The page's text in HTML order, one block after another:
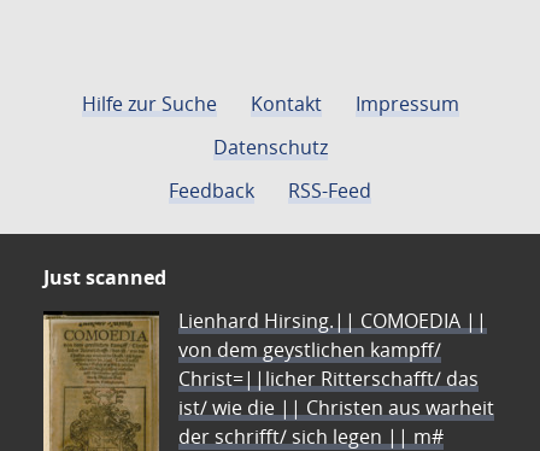
Hilfe zur Suche Kontakt
Impressum
Datenschutz
Feedback
RSS-Feed
Just scanned
Lienhard Hirsing.|| COMOEDIA ||
von dem geystlichen kampff/
Christ=||licher Ritterschafft/ das
ist/ wie die || Christen aus warheit
der schrifft/ sich legen || m#